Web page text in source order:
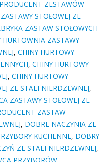
ZESTAWÓW
STOŁOWEJ ZE
ZASTAW STOŁOWYCH
HURTOWNIA ZASTAWY
, CHINY HURTOWY
, CHINY HURTOWY
, CHINY HURTOWY
ZE STALI NIERDZEWNEJ,
ZASTAWY STOŁOWEJ ZE
ZASTAW
, DOBRE NACZYNIA ZE
KUCHENNE, DOBRY
ZE STALI NIERDZEWNEJ,